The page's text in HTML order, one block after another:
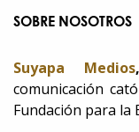
SOBRE NOSOTROS
Suyapa Medios,
comunicación
Fundación para la